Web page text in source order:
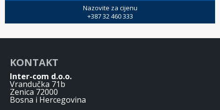
Nazovite za cijenu
+387 32 460 333
KONTAKT
Inter-com d.o.o.
Vrandučka 71b
Zenica 72000
Bosna i Hercegovina